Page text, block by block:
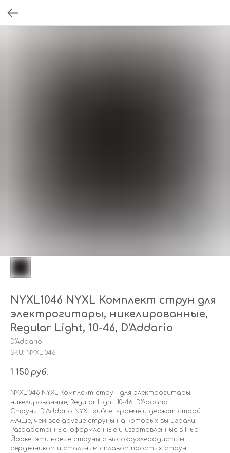
NYXL1046 NYXL Комплект струн для
электрогитары, никелированные,
Regular Light, 10-46, D'Addario
D'Addario
SKU: NYXL1046
1 150 руб.
NYXL1046 NYXL Комплект струн для электрогитары,
никелированные, Regular Light, 10-46, D'Addario
Струны D’Addario NYXL гибче, громче и держат строй
лучше, чем все другие струны на которых вы играли.
Разработанные, оформленные и изготовленные в Нью-
Йорке, эти новые струны с высокоуглеродистым
сердечником и стальным сплавом простых струн